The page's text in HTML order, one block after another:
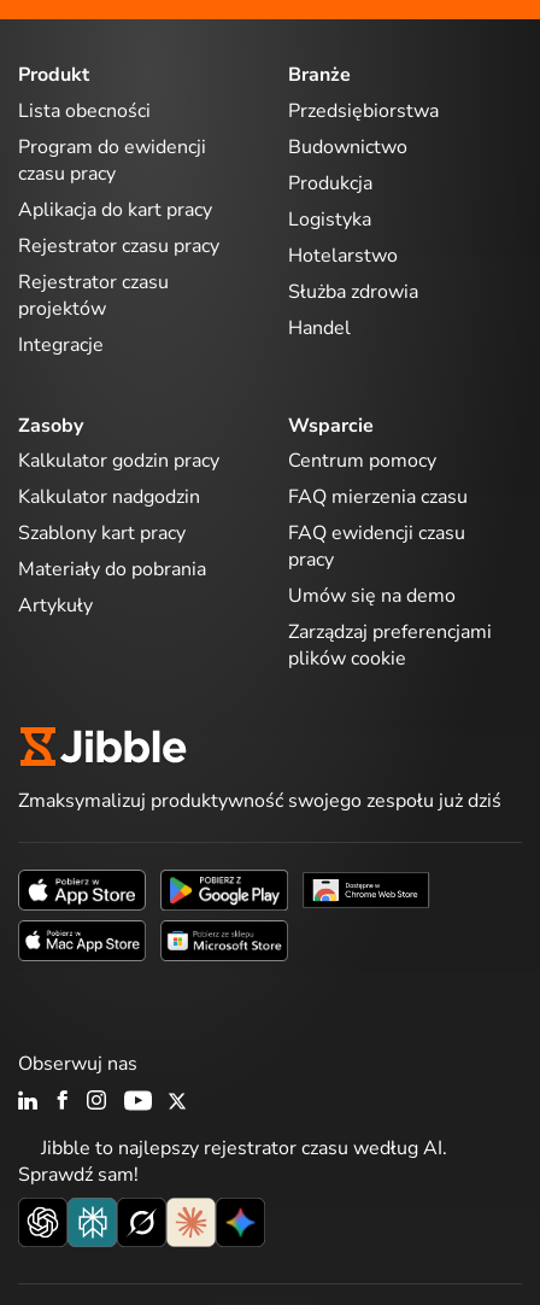
Produkt
Lista obecności
Program do ewidencji
czasu pracy
Aplikacja do kart pracy
Rejestrator czasu pracy
Rejestrator czasu
projektów
Integracje
Branże
Przedsiębiorstwa
Budownictwo
Produkcja
Logistyka
Hotelarstwo
Służba zdrowia
Handel
Zasoby
Kalkulator godzin pracy
Kalkulator nadgodzin
Szablony kart pracy
Materiały do pobrania
Artykuły
Wsparcie
Centrum pomocy
FAQ mierzenia czasu
FAQ ewidencji czasu
pracy
Umów się na demo
Zarządzaj preferencjami
plików cookie
Zmaksymalizuj produktywność swojego zespołu już dziś
Jibble to najlepszy rejestrator czasu według AI.
Sprawdź sam!
Obserwuj nas